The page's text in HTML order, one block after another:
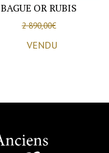
BAGUE OR RUBIS
2 890,00€
VENDU